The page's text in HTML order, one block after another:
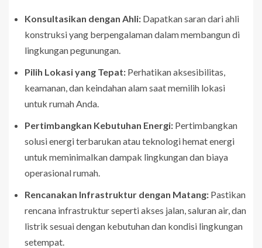
Konsultasikan dengan Ahli: Dapatkan saran dari ahli
konstruksi yang berpengalaman dalam membangun di
lingkungan pegunungan.
Pilih Lokasi yang Tepat: Perhatikan aksesibilitas,
keamanan, dan keindahan alam saat memilih lokasi
untuk rumah Anda.
Pertimbangkan Kebutuhan Energi: Pertimbangkan
solusi energi terbarukan atau teknologi hemat energi
untuk meminimalkan dampak lingkungan dan biaya
operasional rumah.
Rencanakan Infrastruktur dengan Matang: Pastikan
rencana infrastruktur seperti akses jalan, saluran air, dan
listrik sesuai dengan kebutuhan dan kondisi lingkungan
setempat.